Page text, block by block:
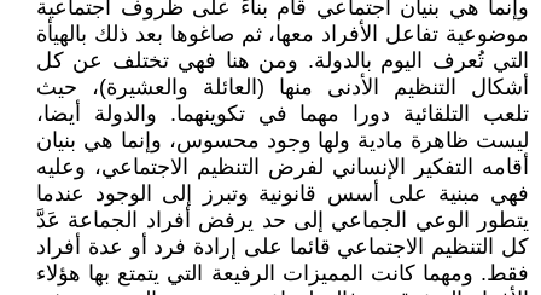
وإنما هي بنيان اجتماعي قام بناءً على ظروف اجتماعية
موضوعية تفاعل الأفراد معها، ثم صاغوها بعد ذلك بالهيأة
التي تُعرف اليوم بالدولة. ومن هنا فهي تختلف عن كل
أشكال التنظيم الأدنى منها (العائلة والعشيرة)، حيث
تلعب التلقائية دورا مهما في تكوينهما. والدولة أيضا،
ليست ظاهرة مادية ولها وجود محسوس، وإنما هي بنيان
أقامه التفكير الإنساني لفرض التنظيم الاجتماعي، وعليه
فهي مبنية على أسس قانونية وتبرز إلى الوجود عندما
يتطور الوعي الجماعي إلى حد يرفض أفراد الجماعة عَدَّ
كل التنظيم الاجتماعي قائما على إرادة فرد أو عدة أفراد
فقط. ومهما كانت المميزات الرفيعة التي يتمتع بها هؤلاء